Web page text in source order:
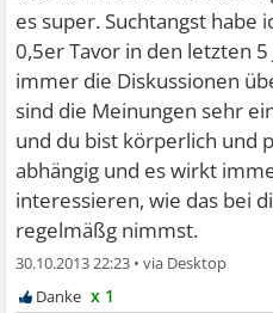
es super. Suchtangst habe
0,5er Tavor in den letzten
immer die Diskussionen
sind die Meinungen sehr
und du bist körperlich und
abhängig und es wirkt
interessieren, wie das bei
regelmäßg nimmst.
30.10.2013 22:23 •
x 1